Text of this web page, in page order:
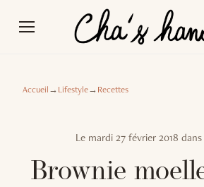
Accueil→Lifestyle→Recettes
Le mardi 27 février 2018 dans
Brownie